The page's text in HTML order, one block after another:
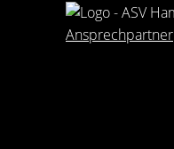
Ansprechpartner